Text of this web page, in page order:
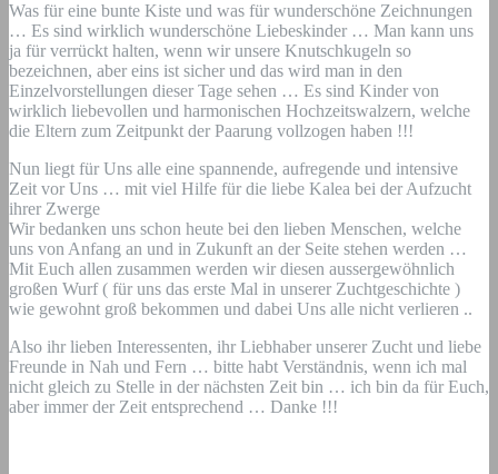
Was für eine bunte Kiste und was für wunderschöne Zeichnungen
… Es sind wirklich wunderschöne Liebeskinder … Man kann uns
ja für verrückt halten, wenn wir unsere Knutschkugeln so
bezeichnen, aber eins ist sicher und das wird man in den
Einzelvorstellungen dieser Tage sehen … Es sind Kinder von
wirklich liebevollen und harmonischen Hochzeitswalzern, welche
die Eltern zum Zeitpunkt der Paarung vollzogen haben !!!
Nun liegt für Uns alle eine spannende, aufregende und intensive
Zeit vor Uns … mit viel Hilfe für die liebe Kalea bei der Aufzucht
ihrer Zwerge
Wir bedanken uns schon heute bei den lieben Menschen, welche
uns von Anfang an und in Zukunft an der Seite stehen werden …
Mit Euch allen zusammen werden wir diesen aussergewöhnlich
großen Wurf ( für uns das erste Mal in unserer Zuchtgeschichte )
wie gewohnt groß bekommen und dabei Uns alle nicht verlieren ..
Also ihr lieben Interessenten, ihr Liebhaber unserer Zucht und liebe
Freunde in Nah und Fern … bitte habt Verständnis, wenn ich mal
nicht gleich zu Stelle in der nächsten Zeit bin … ich bin da für Euch,
aber immer der Zeit entsprechend … Danke !!!